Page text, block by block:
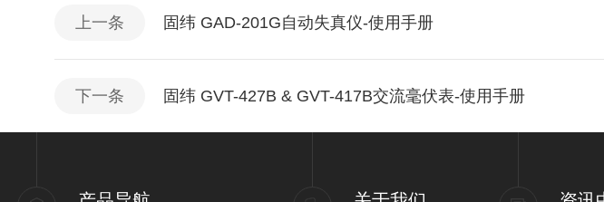
上一条 固纬 GAD-201G自动失真仪-使用手册
下一条 固纬 GVT-427B & GVT-417B交流毫伏表-使用手册